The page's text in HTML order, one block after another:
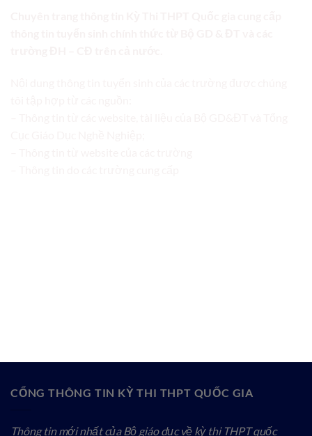
CỔNG THÔNG TIN KỲ THI THPT QUỐC GIA
Thông tin mới nhất của Bộ giáo dục về kỳ thi THPT quốc